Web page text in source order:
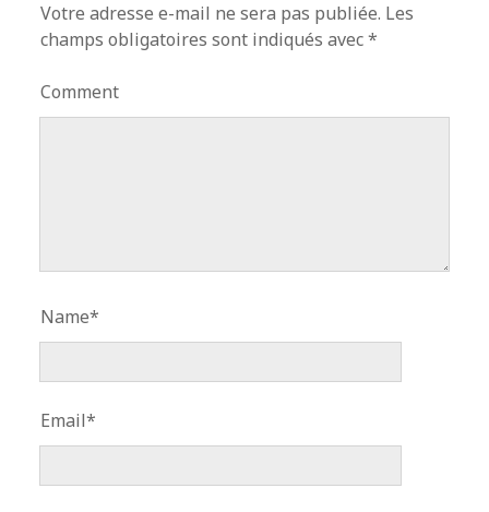
Votre adresse e-mail ne sera pas publiée. Les
champs obligatoires sont indiqués avec*
Comment
Name*
Email*